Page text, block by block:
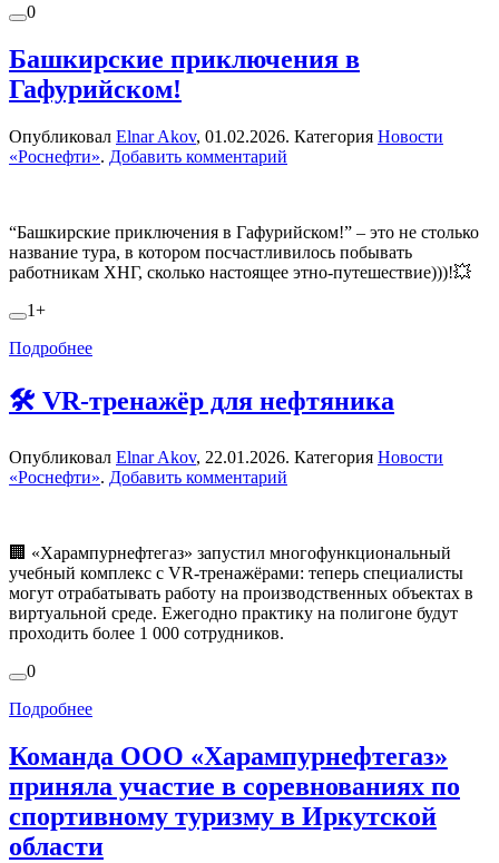
0
Башкирские приключения в
Гафурийском!
Опубликовал Elnar Akov, 01.02.2026. Категория Новости
«Роснефти». Добавить комментарий
“Башкирские приключения в Гафурийском!” – это не столько
название тура, в котором посчастливилось побывать
работникам ХНГ, сколько настоящее этно-путешествие)))!💥
1+
Подробнее
🛠 VR-тренажёр для нефтяника
Опубликовал Elnar Akov, 22.01.2026. Категория Новости
«Роснефти». Добавить комментарий
🏢 «Харампурнефтегаз» запустил многофункциональный
учебный комплекс с VR-тренажёрами: теперь специалисты
могут отрабатывать работу на производственных объектах в
виртуальной среде. Ежегодно практику на полигоне будут
проходить более 1 000 сотрудников.
0
Подробнее
Команда ООО «Харампурнефтегаз»
приняла участие в соревнованиях по
спортивному туризму в Иркутской
области